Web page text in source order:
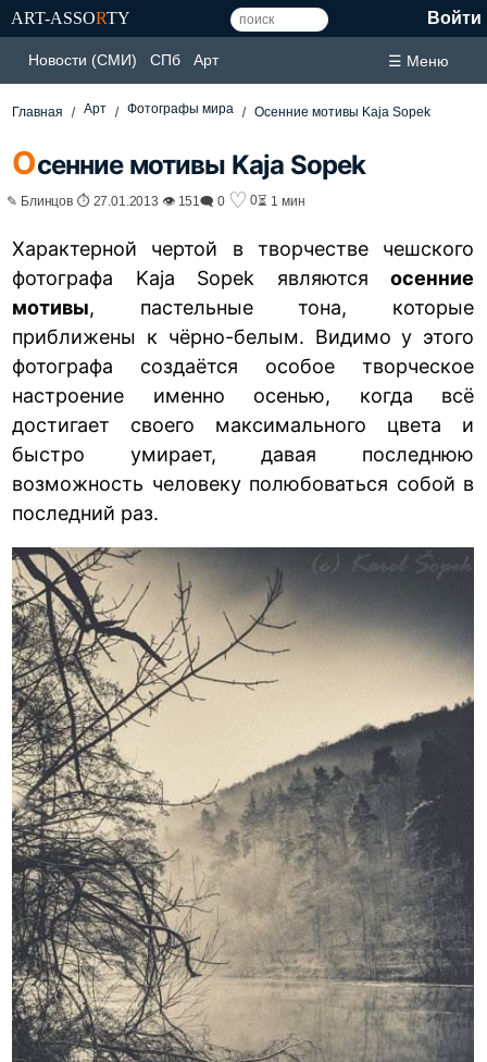
ART-ASSORTY Войти
Новости (СМИ) СПб Арт ☰ Меню
Главная Арт Фотографы мира Осенние мотивы Kaja Sopek
Осенние мотивы Kaja Sopek
✎ Блинцов ⏱ 27.01.2013 👁 151🗨 0 ♡ 0⏳ 1 мин
Характерной чертой в творчестве чешского
фотографа Kaja Sopek являются осенние
мотивы, пастельные тона, которые
приближены к чёрно-белым. Видимо у этого
фотографа создаётся особое творческое
настроение именно осенью, когда всё
достигает своего максимального цвета и
быстро умирает, давая последнюю
возможность человеку полюбоваться собой в
последний раз.